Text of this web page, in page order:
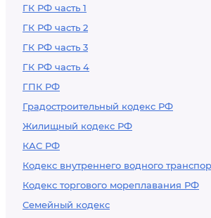
ГК РФ часть 1
ГК РФ часть 2
ГК РФ часть 3
ГК РФ часть 4
ГПК РФ
Градостроительный кодекс РФ
Жилищный кодекс РФ
КАС РФ
Кодекс внутреннего водного
Кодекс торгового мореплавания РФ
Семейный кодекс